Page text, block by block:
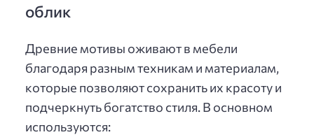
облик
Древние мотивы оживают в мебели
благодаря разным техникам и материалам,
которые позволяют сохранить их красоту и
подчеркнуть богатство стиля. В основном
используются: